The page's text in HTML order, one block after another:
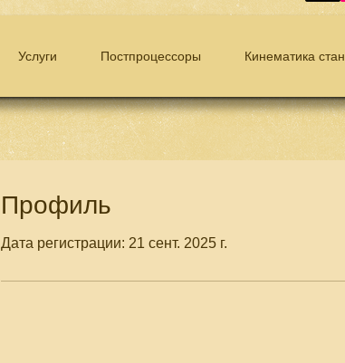
Услуги Постпроцессоры Кинематика
Профиль
Дата регистрации: 21 сент. 2025 г.